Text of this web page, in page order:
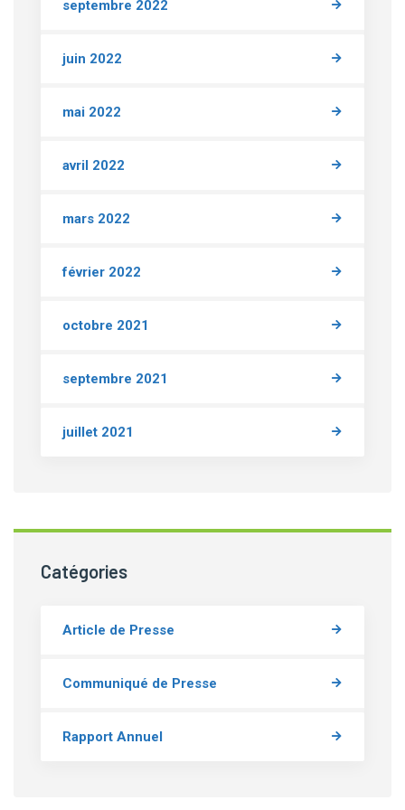
septembre 2022
juin 2022
mai 2022
avril 2022
mars 2022
février 2022
octobre 2021
septembre 2021
juillet 2021
Catégories
Article de Presse
Communiqué de Presse
Rapport Annuel